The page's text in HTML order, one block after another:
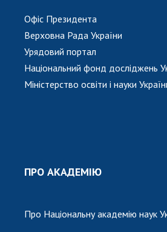
Офіс Президента
Верховна Рада України
Урядовий портал
Національний фонд досліджень
Міністерство освіти і науки
ПРО АКАДЕМІЮ
Про Національну академію наук